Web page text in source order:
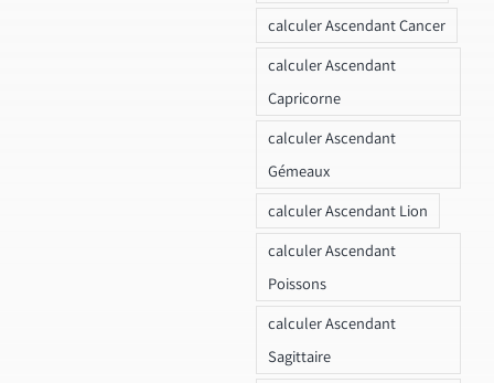
calculer Ascendant Cancer
calculer Ascendant
Capricorne
calculer Ascendant
Gémeaux
calculer Ascendant Lion
calculer Ascendant
Poissons
calculer Ascendant
Sagittaire